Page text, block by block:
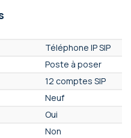
Téléphone IP SIP
Poste à poser
12 comptes SIP
Neuf
Oui
Non